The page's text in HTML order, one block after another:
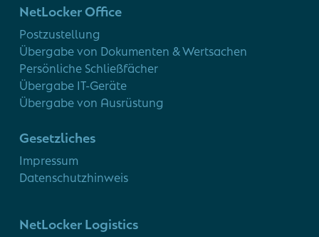
NetLocker Office
Postzustellung
Übergabe von Dokumenten & Wertsachen
Persönliche Schließfächer
Übergabe IT-Geräte
Übergabe von Ausrüstung
Gesetzliches
Impressum
Datenschutzhinweis
NetLocker Logistics